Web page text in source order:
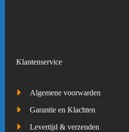
Klantenservice
Algemene voorwarden
Garantie en Klachten
Levertijd & verzenden